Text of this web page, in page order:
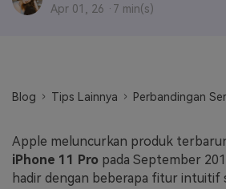
Editor Gambar AI
FAQs
Harga
Masuk
Berkreasi dengan
Apr 01, 26 · 7 min(s)
Blog Tips Lainnya Perbandingan
Apple meluncurkan produk
iPhone 11 Pro pada September
hadir dengan beberapa fitur intuitif